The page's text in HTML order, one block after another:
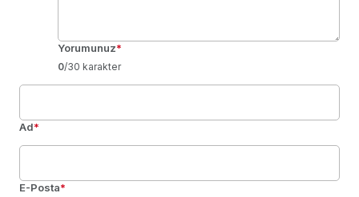
Yorumunuz*
0/30 karakter
Ad*
E-Posta*